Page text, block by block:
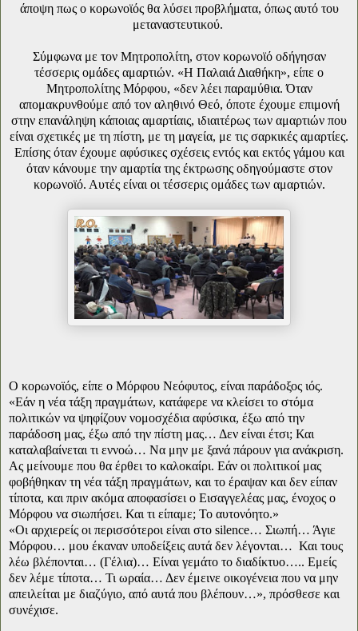
άποψη πως ο κορωνοϊός θα λύσει προβλήματα, όπως αυτό του
μεταναστευτικού.
Σύμφωνα με τον Μητροπολίτη, στον κορωνοϊό οδήγησαν
τέσσερις ομάδες αμαρτιών. «Η Παλαιά Διαθήκη», είπε ο
Μητροπολίτης Μόρφου, «δεν λέει παραμύθια. Όταν
απομακρυνθούμε από τον αληθινό Θεό, όποτε έχουμε επιμονή
στην επανάληψη κάποιας αμαρτίαις, ιδιαιτέρως των αμαρτιών που
είναι σχετικές με τη πίστη, με τη μαγεία, με τις σαρκικές αμαρτίες.
Επίσης όταν έχουμε αφύσικες σχέσεις εντός και εκτός γάμου και
όταν κάνουμε την αμαρτία της έκτρωσης οδηγούμαστε στον
κορωνοϊό. Αυτές είναι οι τέσσερις ομάδες των αμαρτιών.
Ο κορωνοϊός, είπε ο Μόρφου Νεόφυτος, είναι παράδοξος ιός.
«Εάν η νέα τάξη πραγμάτων, κατάφερε να κλείσει το στόμα
πολιτικών να ψηφίζουν νομοσχέδια αφύσικα, έξω από την
παράδοση μας, έξω από την πίστη μας… Δεν είναι έτσι; Και
καταλαβαίνεται τι εννοώ… Να μην με ξανά πάρουν για ανάκριση.
Ας μείνουμε που θα έρθει το καλοκαίρι. Εάν οι πολιτικοί μας
φοβήθηκαν τη νέα τάξη πραγμάτων, και το έραψαν και δεν είπαν
τίποτα, και πριν ακόμα αποφασίσει ο Εισαγγελέας μας, ένοχος ο
Μόρφου να σιωπήσει. Και τι είπαμε; Το αυτονόητο.»
«Οι αρχιερείς οι περισσότεροι είναι στο silence… Σιωπή… Άγιε
Μόρφου… μου έκαναν υποδείξεις αυτά δεν λέγονται… Και τους
λέω βλέπονται… (Γέλια)… Είναι γεμάτο το διαδίκτυο….. Εμείς
δεν λέμε τίποτα… Τι ωραία… Δεν έμεινε οικογένεια που να μην
απειλείται με διαζύγιο, από αυτά που βλέπουν…», πρόσθεσε και
συνέχισε.